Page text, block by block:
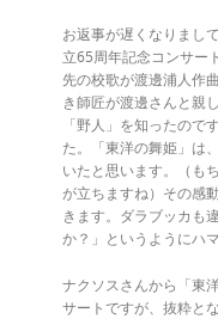
お返事が遅くなりまし
立65周年記念コンサー
先の校歌が渡邊浦人作
き師匠が渡邊さんと親
「野人」を知ったので
た。「東洋の舞姫」は
いたと思います。（も
が立ちますね）その感
きます。ダラブッカも
か？」というようにハ
ナクソスさんから「東
サートですが、抜粋と